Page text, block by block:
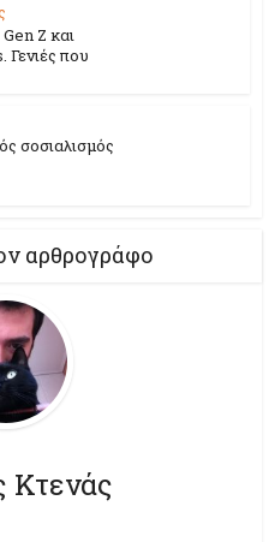
Z και
που
σοσιαλισμός
αρθρογράφο
Κτενάς